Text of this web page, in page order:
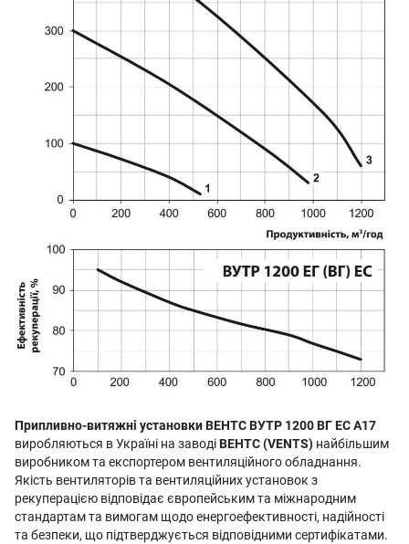
Припливно-витяжні установки ВЕНТС ВУТР 1200 ВГ EC А17
виробляються в Україні на заводіВЕНТС (VENTS) найбільшим
виробником та експортером вентиляційного обладнання.
Якість вентиляторів та вентиляційних установок з
рекуперацією відповідає європейським та міжнародним
стандартам та вимогам щодо енергоефективності, надійності
та безпеки, що підтверджується відповідними сертифікатами.